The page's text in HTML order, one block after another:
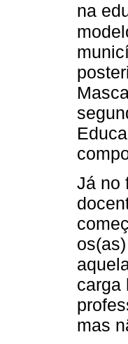
na
Já no
carga
mas